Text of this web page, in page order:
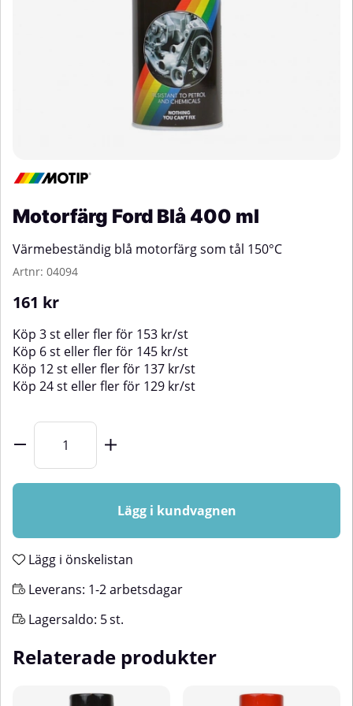
Motorfärg Ford Blå 400 ml
Värmebeständig blå motorfärg som tål 150°C
Artnr: 04094
161 kr
Köp 3 st eller fler för 153 kr/st
Köp 6 st eller fler för 145 kr/st
Köp 12 st eller fler för 137 kr/st
Köp 24 st eller fler för 129 kr/st
Lägg i kundvagnen
Lägg i önskelistan
Leverans: 1-2 arbetsdagar
Lagersaldo: 5st.
Relaterade produkter